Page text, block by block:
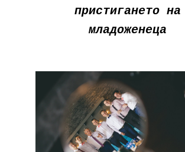
пристигането на
младоженеца